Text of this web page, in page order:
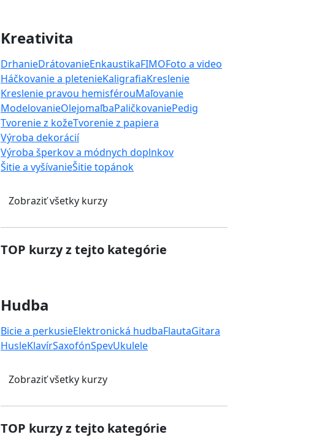
Kreativita
DrhanieDrátovanieEnkaustikaFIMOFoto a video
Háčkovanie a pletenieKaligrafiaKreslenie
Kreslenie pravou hemisférouMaľovanie
ModelovanieOlejomaľbaPaličkovaniePedig
Tvorenie z kožeTvorenie z papiera
Výroba dekorácií
Výroba šperkov a módnych doplnkov
Šitie a vyšívanieŠitie topánok
Zobraziť všetky kurzy
TOP kurzy z tejto kategórie
Hudba
Bicie a perkusieElektronická hudbaFlautaGitara
HusleKlavírSaxofónSpevUkulele
Zobraziť všetky kurzy
TOP kurzy z tejto kategórie